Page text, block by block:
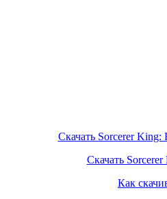
Скачать Sorcerer King:
Скачать
Как